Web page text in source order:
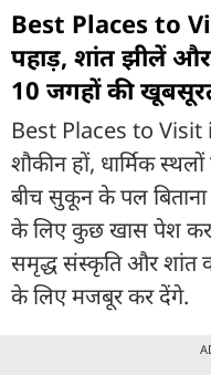
Best Places to
पहाड़, शांत झीलें और
10 जगहों की
Best Places to
शौकीन हों, धार्मिक
बीच सुकून के पल बिताना
के लिए कुछ खास पेश
समृद्ध संस्कृति और शांत
के लिए मजबूर कर देंगे.